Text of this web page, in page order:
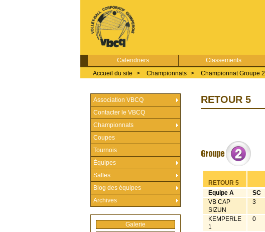
Calendriers Classements
Accueil du site > Championnats > Championnat Groupe 2
RETOUR 5
RETOUR 5
Equipe A
SC
VB CAP
SIZUN
3
KEMPERLE
1
0
Association VBCQ
Contacter le VBCQ
Championnats
Coupes
Tournois
Équipes
Salles
Blog des équipes
Archives
Galerie